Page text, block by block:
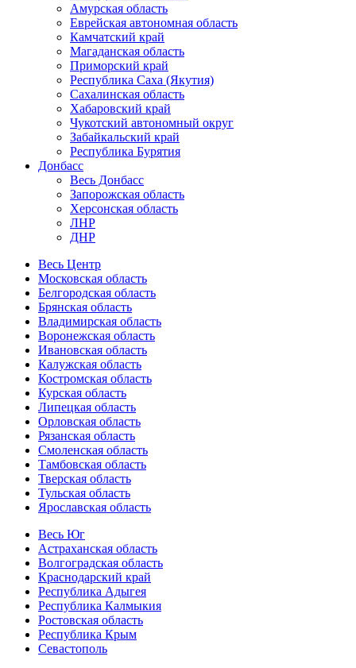
Амурская область
Еврейская автономная область
Камчатский край
Магаданская область
Приморский край
Республика Саха (Якутия)
Сахалинская область
Хабаровский край
Чукотский автономный округ
Забайкальский край
Республика Бурятия
Донбасс
Весь Донбасс
Запорожская область
Херсонская область
ЛНР
ДНР
Весь Центр
Московская область
Белгородская область
Брянская область
Владимирская область
Воронежская область
Ивановская область
Калужская область
Костромская область
Курская область
Липецкая область
Орловская область
Рязанская область
Смоленская область
Тамбовская область
Тверская область
Тульская область
Ярославская область
Весь Юг
Астраханская область
Волгоградская область
Краснодарский край
Республика Адыгея
Республика Калмыкия
Ростовская область
Республика Крым
Севастополь